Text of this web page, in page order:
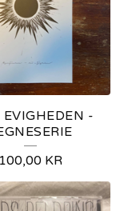
-
100,00 KR